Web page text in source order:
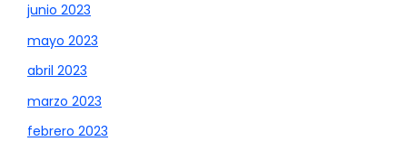
junio 2023
mayo 2023
abril 2023
marzo 2023
febrero 2023